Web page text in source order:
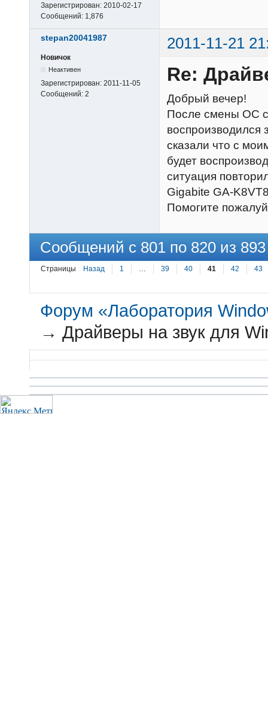
Зарегистрирован: 2010-02-17
Сообщений: 1,876
stepan20041987 2011-11-21
Новичок
Неактивен
Зарегистрирован: 2011-11-05
Сообщений: 2
Re:
Добрый вечер!
После смены ОС с
сказали что с
будет
ситуация
Gigabite GA-
Помогите
Сообщений с 801 по 820 из 893
Страницы Назад 1 … 39 40 41 42 43
Форум «Лаборатория
→Драйверы на звук для